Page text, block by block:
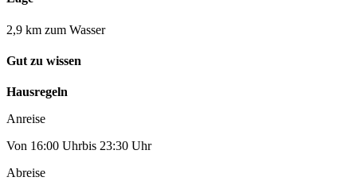
2,9 km zum Wasser
Gut zu wissen
Hausregeln
Anreise
Von 16:00 Uhrbis 23:30 Uhr
Abreise